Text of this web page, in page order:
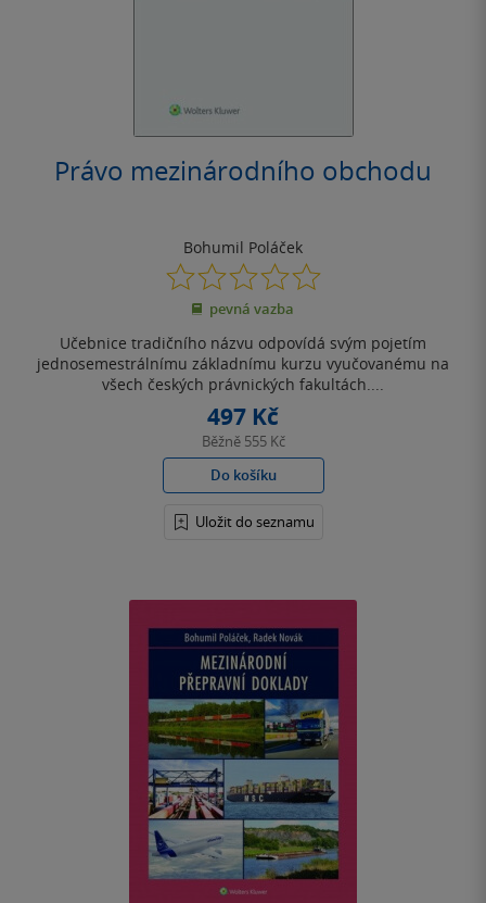
Právo mezinárodního obchodu
Bohumil Poláček
0.0
z
5
pevná vazba
Učebnice tradičního názvu odpovídá svým pojetím
jednosemestrálnímu základnímu kurzu vyučovanému na
všech českých právnických fakultách....
497 Kč
Běžně 555 Kč
Do košíku
Uložit do seznamu